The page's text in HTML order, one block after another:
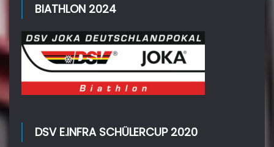
BIATHLON 2024
DSV E.INFRA SCHÜLERCUP 2020